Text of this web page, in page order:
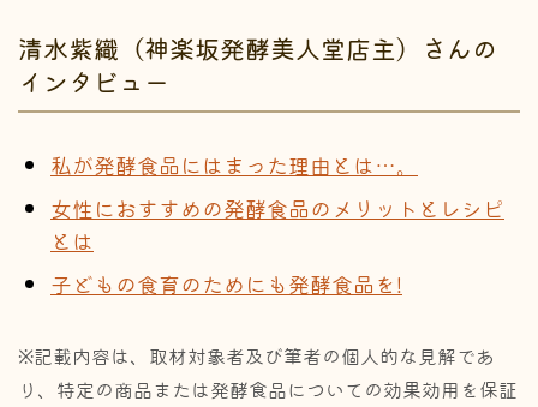
清水紫織（神楽坂発酵美人堂店主）さんの
インタビュー
私が発酵食品にはまった理由とは…。
女性におすすめの発酵食品のメリットとレシピ
とは
子どもの食育のためにも発酵食品を!
※記載内容は、取材対象者及び筆者の個人的な見解であ
り、特定の商品または発酵食品についての効果効用を保証